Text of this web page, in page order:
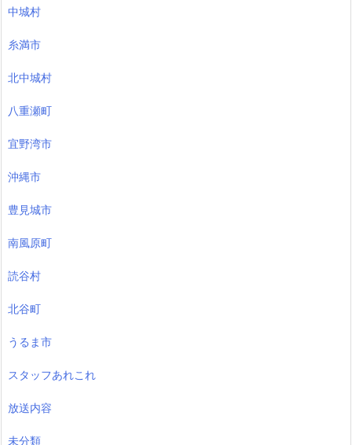
中城村
糸満市
北中城村
八重瀬町
宜野湾市
沖縄市
豊見城市
南風原町
読谷村
北谷町
うるま市
スタッフあれこれ
放送内容
未分類